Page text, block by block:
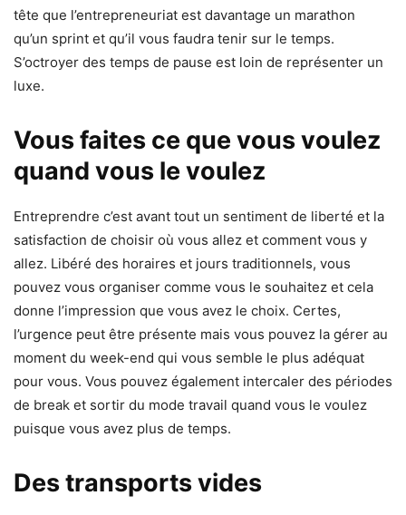
tête que l’entrepreneuriat est davantage un marathon
qu’un sprint et qu’il vous faudra tenir sur le temps.
S’octroyer des temps de pause est loin de représenter un
luxe.
Vous faites ce que vous voulez
quand vous le voulez
Entreprendre c’est avant tout un sentiment de liberté et la
satisfaction de choisir où vous allez et comment vous y
allez. Libéré des horaires et jours traditionnels, vous
pouvez vous organiser comme vous le souhaitez et cela
donne l’impression que vous avez le choix. Certes,
l’urgence peut être présente mais vous pouvez la gérer au
moment du week-end qui vous semble le plus adéquat
pour vous. Vous pouvez également intercaler des périodes
de break et sortir du mode travail quand vous le voulez
puisque vous avez plus de temps.
Des transports vides